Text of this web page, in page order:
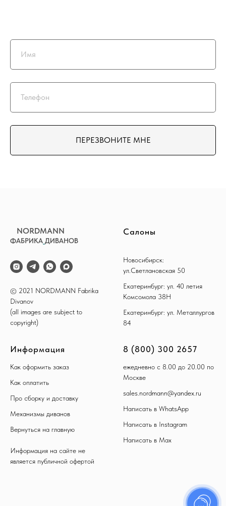
ПЕРЕЗВОНИТЕ МНЕ
NORDMANN
ФАБРИКА ДИВАНОВ
© 2021 NORDMANN Fabrika
Divanov
(all images are subject to
copyright)
Салоны
Новосибирск:
ул.Светлановская 50
Екатеринбург: ул. 40 летия
Комсомола 38Н
Екатеринбург: ул. Металлургов
84
Информация
Как оформить заказ
Как оплатить
Про сборку и доставку
Механизмы диванов
Вернуться на главную
Информация на сайте не
является публичной офертой
8 (800) 300 2657
ежедневно с 8.00 до 20.00 по
Москве
sales.nordmann@yandex.ru
Написать в WhatsApp
Написать в Instagram
Написать в Max